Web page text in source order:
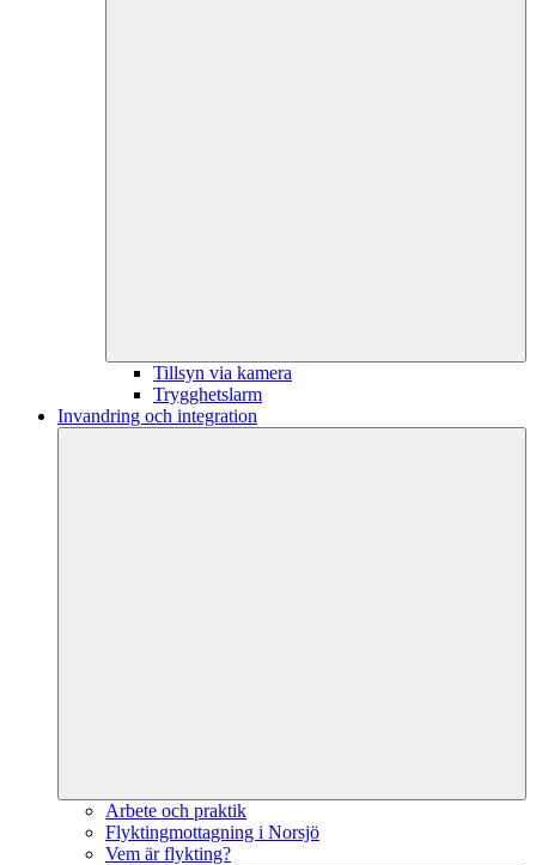
Tillsyn via kamera
Trygghetslarm
Invandring och integration
Arbete och praktik
Flyktingmottagning i Norsjö
Vem är flykting?